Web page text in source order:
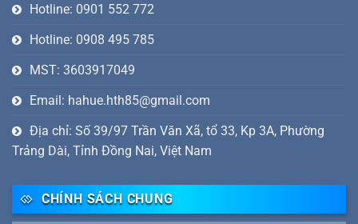
Hotline: 0901 552 772
Hotline: 0908 495 785
MST: 3603917049
Email: hahue.hth85@gmail.com
Địa chỉ: Số 39/97 Trần Văn Xã, tổ 33, Kp 3A, Phường
Trảng Dài, Tỉnh Đồng Nai, Việt Nam
CHÍNH SÁCH CHUNG